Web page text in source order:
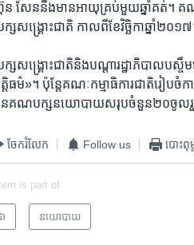
ន សែន​នឹង​មាន​អាយុ​គ្រប់​មួយ​ឆ្នាំ​គត់។
សង្គ្រោះ​ជាតិ ​កាល​ពី​ខែ​វិច្ឆិកាឆ្នាំ​២០១
សង្គ្រោះ​ជាតិនិង​បណ្ដា​រដ្ឋាភិបាល​បស្ចឹ
ធម៌»។ ​ប៉ុន្តែ​គណៈ​កម្មាធិការ​ជាតិ​រៀបចំ​ក
ន​គណបក្ស​នយោបាយ​សរុប​ចំនួន​២០​ចូលរួ
ចែករំលែក Follow us បោះពុម្
is part of
នយោបាយ